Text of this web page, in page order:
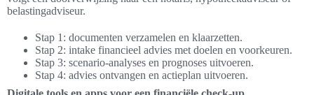
belastingadviseur.
Stap 1: documenten verzamelen en klaarzetten.
Stap 2: intake financieel advies met doelen en voorkeuren.
Stap 3: scenario-analyses en prognoses uitvoeren.
Stap 4: advies ontvangen en actieplan uitvoeren.